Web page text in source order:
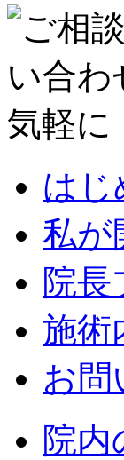
はじ
私が
院長
施術
お問
院内